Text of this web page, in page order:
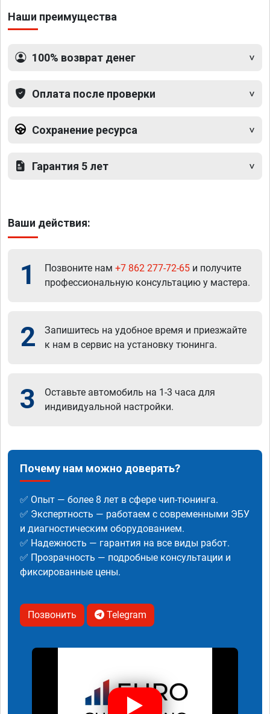
Наши преимущества
100% возврат денег
Оплата после проверки
Сохранение ресурса
Гарантия 5 лет
Ваши действия:
1 Позвоните нам +7 862 277-72-65 и получите
профессиональную консультацию у мастера.
2
Запишитесь на удобное время и приезжайте
к нам в сервис на установку тюнинга.
3
Оставьте автомобиль на 1-3 часа для
индивидуальной настройки.
Почему нам можно доверять?
✅ Опыт — более 8 лет в сфере чип-тюнинга.
✅ Экспертность — работаем с современными ЭБУ
и диагностическим оборудованием.
✅ Надежность — гарантия на все виды работ.
✅ Прозрачность — подробные консультации и
фиксированные цены.
Позвонить Telegram